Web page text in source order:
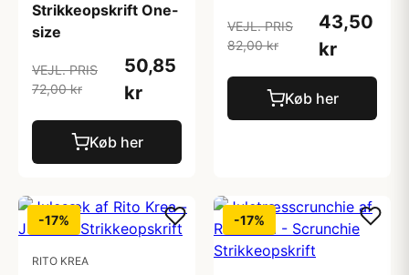
Strikkeopskrift One-
size
VEJL. PRIS
72,00 kr
50,85
kr
Køb her
VEJL. PRIS
82,00 kr
43,50
kr
Køb her
-17%
RITO KREA
-17%